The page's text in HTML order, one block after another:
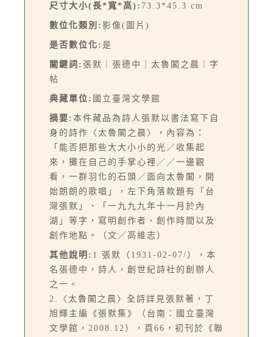
尺寸大小(長*寬*高): 73.3*45.3 cm
數位化類別: 影像(圖片)
是否數位化: 是
關鍵詞: 張默｜張德中｜太魯閣之晨｜字
帖
典藏單位: 國立臺灣文學館
摘要: 本件藏品為詩人張默以書法寫下自
身的詩作〈太魯閣之晨〉，內容為：
「能否把那些大大小小的光／收集起
來，攤在自己的手掌心裡／／一邊觀
看，一群羽化的石頭／面向太魯閣，開
始朗朗的歌唱」，左下角落款題有「台
灣張默」、「一九九九年十一月於內
湖」等字，寫明創作者、創作時間以及
創作地點。（文／高維志）
其他說明: 1.張默（1931-02-07/），本
名張德中，詩人，創世紀詩社的創辦人
之一。
2.〈太魯閣之晨〉全詩詳見張默著，丁
旭輝主編《張默集》（台南：國立臺灣
文學館，2008.12），頁66，初刊於《聯